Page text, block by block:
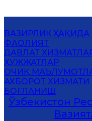
ВАЗИРЛИК ҲАҚИДА
ФАОЛИЯТ
ДАВЛАТ
ҲУЖЖАТЛАР
ОЧИҚ
АХБОРОТ ХИЗМАТИ
БОҒЛАНИШ
Ўзбекистон